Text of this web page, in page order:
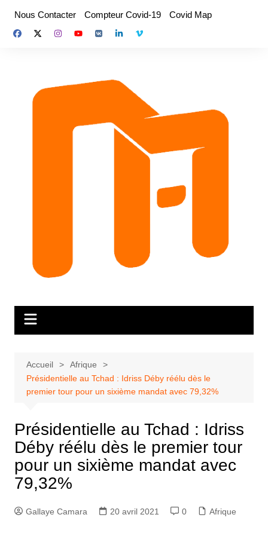
contenu
Nous Contacter Compteur Covid-19 Covid Map
Accueil
Afrique
Présidentielle au Tchad : Idriss Déby réélu dès le
premier tour pour un sixième mandat avec 79,32%
Présidentielle au Tchad : Idriss
Déby réélu dès le premier tour
pour un sixième mandat avec
79,32%
Gallaye Camara 20 avril 2021 0 Afrique